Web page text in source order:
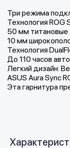
Три режима
Технология
50 мм титановые
10 мм
Технология
До 110 часов
Легкий дизайн:
ASUS Aura Sync
Эта гарнитура